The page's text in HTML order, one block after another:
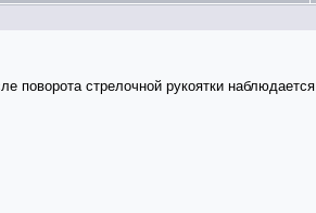
поворота стрелочной рукоятки